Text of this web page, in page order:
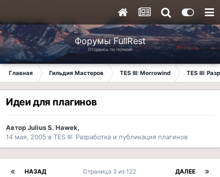
Форумы FullRest
Оторвись по полной!
Главная Гильдия Мастеров TES III: Morrowind TES III:
Идеи для плагинов
АвторJulius S. Hawek,
14 мая, 2005 в TES III: Разработка и публикация плагинов
НАЗАД ДАЛЕЕ
Страница 3 из 122